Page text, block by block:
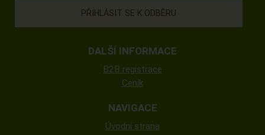
DALŠÍ INFORMACE
B2B registrace
Ceník
NAVIGACE
Úvodní strana